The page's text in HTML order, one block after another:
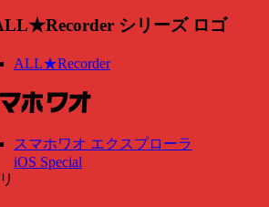
ALL★Recorder
スマホワオ エクスプローラ
iOS Special